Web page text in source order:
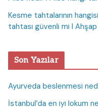
Kesme tahtalarının
tahtası güvenli mi I
Son Yazılar
Ayurveda beslenmesi
İstanbul’da en iyi lokum